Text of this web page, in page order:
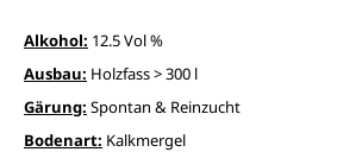
Alkohol: 12.5 Vol %
Ausbau: Holzfass > 300 l
Gärung: Spontan & Reinzucht
Bodenart: Kalkmergel